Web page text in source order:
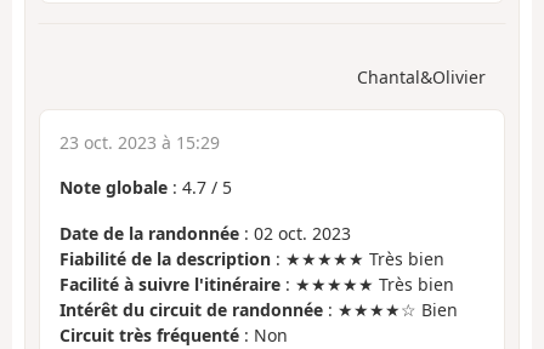
Chantal&Olivier
23 oct. 2023 à 15:29
Note globale : 4.7 / 5
Date de la randonnée : 02 oct. 2023
Fiabilité de la description : ★★★★★ Très bien
Facilité à suivre l'itinéraire : ★★★★★ Très bien
Intérêt du circuit de randonnée : ★★★★☆ Bien
Circuit très fréquenté : Non